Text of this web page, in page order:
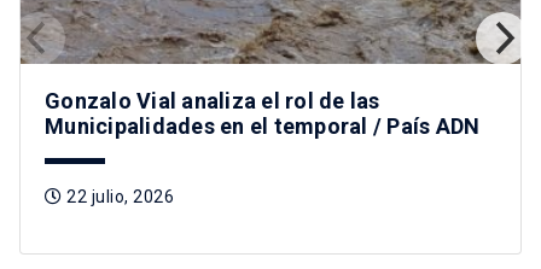
Gonzalo Vial analiza el rol de las
Municipalidades en el temporal / País ADN
22 julio, 2026